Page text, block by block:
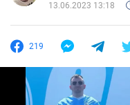
13.06.2023 13:18
219